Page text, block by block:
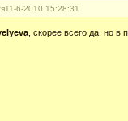
11-6-2010 15:28:31
, скорее всего да, но